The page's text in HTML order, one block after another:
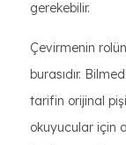
gerekebilir.
Çevirmenin
burasıdır.
tarifin orijinal
okuyucular için